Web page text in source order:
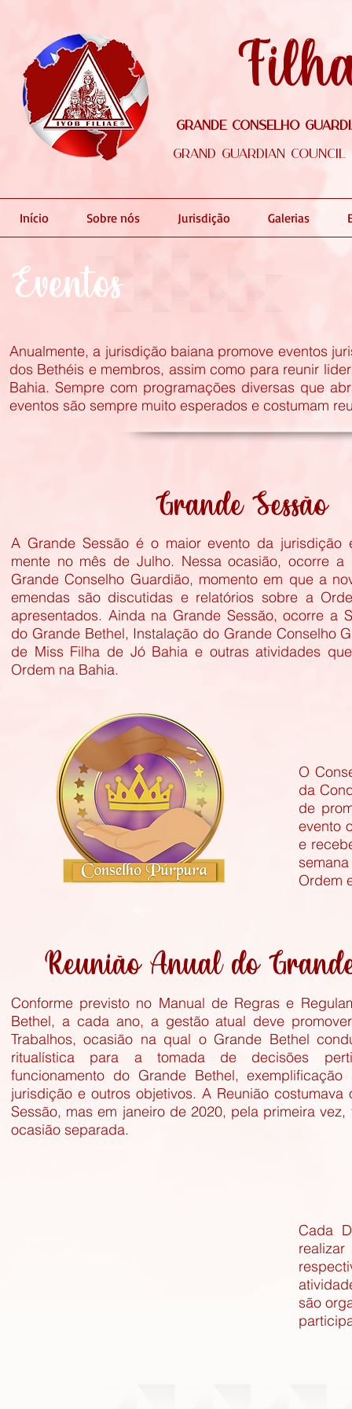
Grande Conselho
Grand Guardian
Início Sobre nós Jurisdição Galerias
Eventos
Anualmente, a jurisdição baiana promove eventos
dos Bethéis e membros, assim como para reunir
Bahia. Sempre com programações diversas que
eventos são sempre muito esperados e costumam
Grande Sessão
A Grande Sessão é o maior evento da jurisdição
mente no mês de Julho. Nessa ocasião, ocorre a
Grande Conselho Guardião, momento em que a
emendas são discutidas e relatórios sobre a
apresentados. Ainda na Grande Sessão, ocorre a
do Grande Bethel, Instalação do Grande Conselho
de Miss Filha de Jó Bahia e outras atividades
Ordem na Bahia.
O
da
de
evento
e
Ordem
Reunião Anual do
Conforme previsto no Manual de Regras e
Bethel, a cada ano, a gestão atual deve
Trabalhos, ocasião na qual o Grande Bethel
ritualística para a tomada de decisões
funcionamento do Grande Bethel,
jurisdição e outros objetivos. A Reunião costumava
Sessão, mas em janeiro de 2020, pela primeira
ocasião separada.
Cada
são